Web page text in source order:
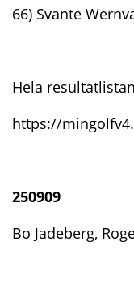
66) Svante
Hela
https://
250909
Bo Jadeberg,